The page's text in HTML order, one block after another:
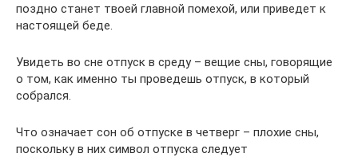
поздно станет твоей главной помехой, или приведет к
настоящей беде.
Увидеть во сне отпуск в среду – вещие сны, говорящие
о том, как именно ты проведешь отпуск, в который
собрался.
Что означает сон об отпуске в четверг – плохие сны,
поскольку в них символ отпуска следует